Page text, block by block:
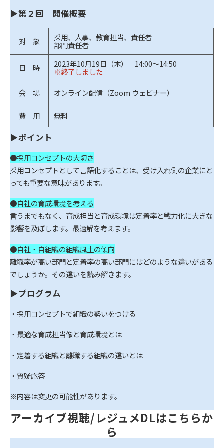
▶第２回　開催概要
対 象 採用、人事、教育担当、責任者
部門責任者
日 時 2023年10月19日（木） 14:00～14:50
※終了しました
会 場
オンライン配信（Zoom ウェビナー）
費 用 無料
▶ポイント
●採用コンセプトの大切さ
採用コンセプトとして言語化することは、受け入れ側の企業にと
っても重要な意味があります。
●自社の育成環境を考える
言うまでもなく、育成担当と育成環境は定着率と戦力化に大きな
影響を及ぼします。最適解を考えます。
●自社・自組織の組織風土の傾向
離職率が高い部門と定着率の高い部門にはどのような違いがある
でしょうか。その違いを読み解きます。
▶プログラム
・採用コンセプトで組織の勢いをつける
・最適な育成担当像と育成環境とは
・定着する組織と離職する組織の違いとは
・質疑応答
※内容は変更の可能性があります。
アーカイブ視聴/レジュメDLはこちらか
ら